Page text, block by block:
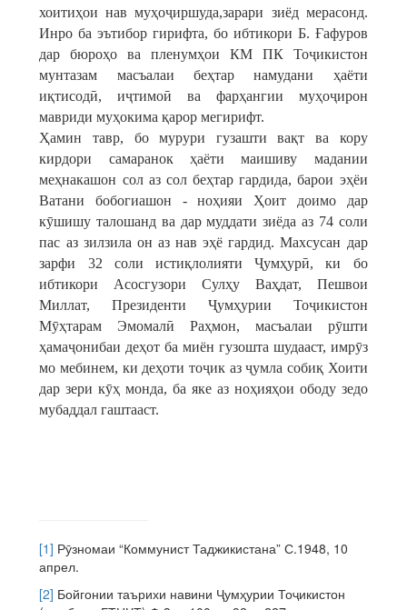
хоитиҳои нав муҳоҷиршуда,зарари зиёд мерасонд.
Инро ба эътибор гирифта, бо ибтикори Б. Ғафуров
дар бюроҳо ва пленумҳои КМ ПК Тоҷикистон
мунтазам масъалаи беҳтар намудани ҳаёти
иқтисодӣ, иҷтимоӣ ва фарҳангии муҳоҷирон
мавриди муҳокима қарор мегирифт.
Ҳамин тавр, бо мурури гузашти вақт ва кору
кирдори самаранок ҳаёти маишиву мадании
меҳнакашон сол аз сол беҳтар гардида, барои эҳёи
Ватани бобогиашон - ноҳияи Ҳоит доимо дар
кӯшишу талошанд ва дар муддати зиёда аз 74 соли
пас аз зилзила он аз нав эҳё гардид. Махсусан дар
зарфи 32 соли истиқлолияти Ҷумҳурӣ, ки бо
ибтикори Асосгузори Сулҳу Ваҳдат, Пешвои
Миллат, Президенти Ҷумҳурии Тоҷикистон
Мӯҳтарам Эмомалӣ Раҳмон, масъалаи рӯшти
ҳамаҷонибаи деҳот ба миён гузошта шудааст, имрӯз
мо мебинем, ки деҳоти тоҷик аз ҷумла собиқ Хоити
дар зери кӯҳ монда, ба яке аз ноҳияҳои ободу зедо
мубаддал гаштааст.
[1] Рӯзномаи “Коммунист Таджикистана” С.1948, 10
апрел.
[2] Бойгонии таърихи навини Ҷумҳурии Тоҷикистон